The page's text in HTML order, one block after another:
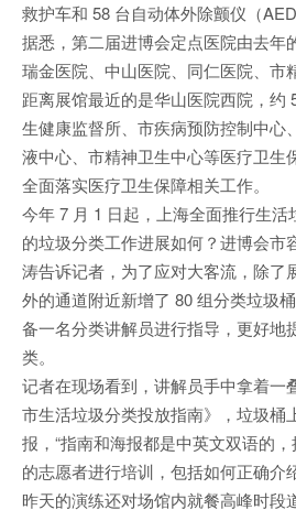
救护车和 58 台自动体外除颤仪（AED
据悉，第二届进博会定点医院由去年
瑞金医院、中山医院、同仁医院、市
距离展馆最近的是华山医院西院，约
生健康监督所、市疾病预防控制中心
液中心、市精神卫生中心等医疗卫生
全面落实医疗卫生保障相关工作。
今年 7 月 1 日起，上海全面推行生
的垃圾分类工作进展如何？进博会市
涛告诉记者，为了应对大客流，除了
外的通道附近新增了 80 组分类垃圾
备一名分类讲解员进行指导，更好地
类。
记者在现场看到，讲解员手中拿着一
市生活垃圾分类投放指南》，垃圾桶
报，“指南和海报都是中英文双语的
的志愿者进行培训，包括如何正确介
昨天的演练还对场馆内就餐高峰时段